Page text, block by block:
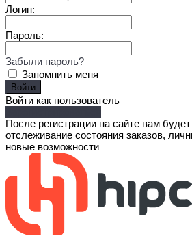
Логин:
Пароль:
Забыли пароль?
Запомнить меня
Войти как пользователь
После регистрации на сайте вам
отслеживание состояния заказов,
новые возможности